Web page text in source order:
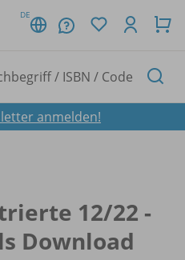
DE
anmelden!
12/22 -
Download